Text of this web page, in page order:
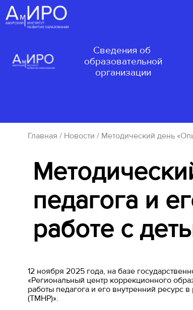
Сведения об
образовательной
организации
Главная / Новости / Методический день
педагога и
работе с
12 ноября 2025 года, на базе
«Региональный центр коррекционного
работы педагога и его внутренний ресурс
(ТМНР)».